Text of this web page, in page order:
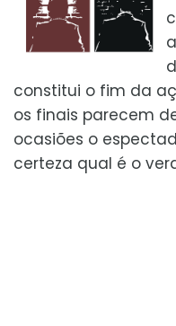
constitui o fim da
os finais parecem
ocasiões o
certeza qual é o